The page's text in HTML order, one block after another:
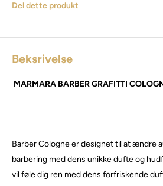
Del dette produkt
Beksrivelse
MARMARA BARBER GRAFITTI
Barber Cologne er designet til at ændre
barbering med dens unikke dufte og
vil føle dig ren med dens forfriskende